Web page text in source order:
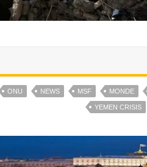
MONDE
MSF
NEWS
ONU
YEMEN CRISIS